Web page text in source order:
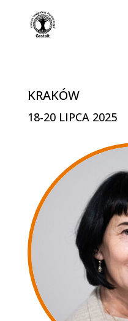
KRAKÓW
18-20 LIPCA 2025